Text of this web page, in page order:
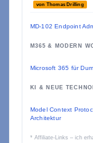
von Thomas Drilling
MD-102 Endpoint
M365 & MODERN
Microsoft 365 für
KI & NEUE
Model Context
Architektur
* Affiliate-Links – ich